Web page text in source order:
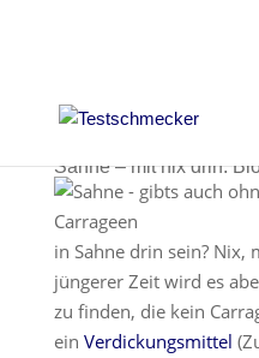
Sahne – mit nix drin:
in Sahne drin sein? Nix,
jüngerer Zeit wird es
zu finden, die kein
ein Verdickungsmittel